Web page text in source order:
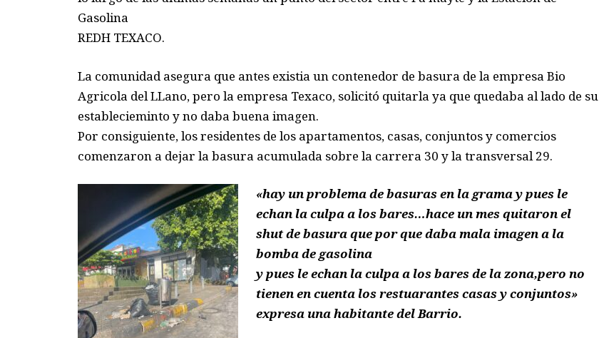
Gasolina
REDH TEXACO.
La comunidad asegura que antes existia un contenedor de basura de la empresa Bio
Agricola del LLano, pero la empresa Texaco, solicitó quitarla ya que quedaba al lado de su
establecieminto y no daba buena imagen.
Por consiguiente, los residentes de los apartamentos, casas, conjuntos y comercios
comenzaron a dejar la basura acumulada sobre la carrera 30 y la transversal 29.
«hay un problema de basuras en la grama y pues le
echan la culpa a los bares…hace un mes quitaron el
shut de basura que por que daba mala imagen a la
bomba de gasolina
y pues le echan la culpa a los bares de la zona,pero no
tienen en cuenta los restuarantes casas y conjuntos»
expresa una habitante del Barrio.